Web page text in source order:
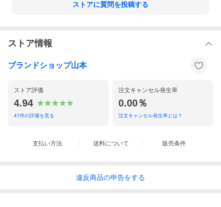
ストアに質問を投稿する
ストア情報
ブランドショップ山本
ストア評価
4.94
47件の評価を見る
注文キャンセル発生率
0.00％
注文キャンセル発生率とは？
支払い方法 送料について 販売条件
違反商品の申告をする